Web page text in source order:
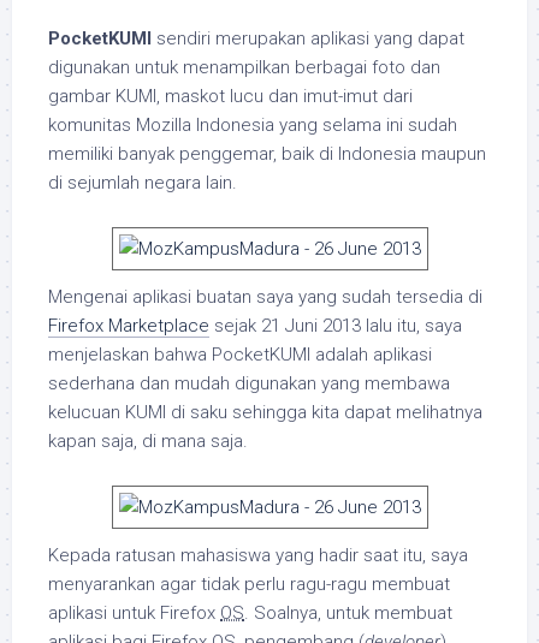
PocketKUMI sendiri merupakan aplikasi yang dapat
digunakan untuk menampilkan berbagai foto dan
gambar KUMI, maskot lucu dan imut-imut dari
komunitas Mozilla Indonesia yang selama ini sudah
memiliki banyak penggemar, baik di Indonesia maupun
di sejumlah negara lain.
Mengenai aplikasi buatan saya yang sudah tersedia di
Firefox Marketplace sejak 21 Juni 2013 lalu itu, saya
menjelaskan bahwa PocketKUMI adalah aplikasi
sederhana dan mudah digunakan yang membawa
kelucuan KUMI di saku sehingga kita dapat melihatnya
kapan saja, di mana saja.
Kepada ratusan mahasiswa yang hadir saat itu, saya
menyarankan agar tidak perlu ragu-ragu membuat
aplikasi untuk Firefox OS. Soalnya, untuk membuat